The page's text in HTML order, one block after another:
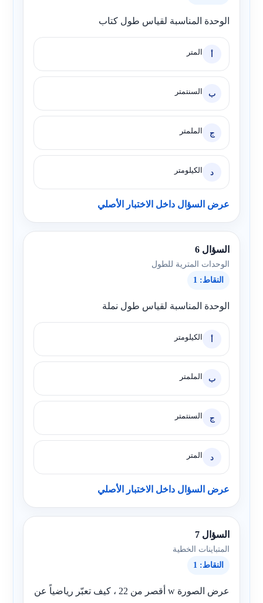
الوحدة المناسبة لقياس طول كتاب
أ المتر
ب السنتمتر
ج الملمتر
د الكيلومتر
عرض السؤال داخل الاختبار الأصلي
السؤال 6
الوحدات المترية للطول
النقاط: 1
الوحدة المناسبة لقياس طول نملة
أ الكيلومتر
ب الملمتر
ج السنتمتر
د المتر
عرض السؤال داخل الاختبار الأصلي
السؤال 7
المتباينات الخطية
النقاط: 1
عرض الصورة w
أقصر من 22 ، كيف تعبّر رياضياً عن